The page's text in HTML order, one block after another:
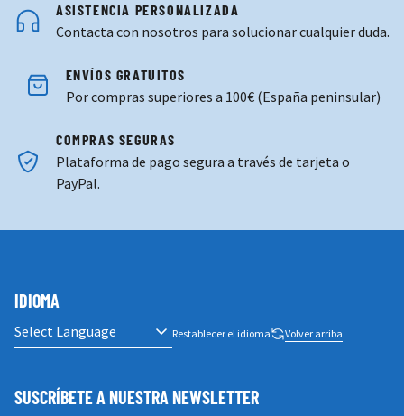
ASISTENCIA PERSONALIZADA
Contacta con nosotros para solucionar cualquier duda.
ENVÍOS GRATUITOS
Por compras superiores a 100€ (España peninsular)
COMPRAS SEGURAS
Plataforma de pago segura a través de tarjeta o
PayPal.
IDIOMA
Restablecer el idioma Volver arriba
SUSCRÍBETE A NUESTRA NEWSLETTER